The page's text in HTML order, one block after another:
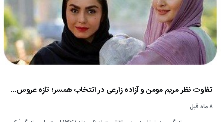
تفاوت نظر مریم مومن و آزاده زارعی در انتخاب همسر؛ تازه عروس…
۸ ماه قبل